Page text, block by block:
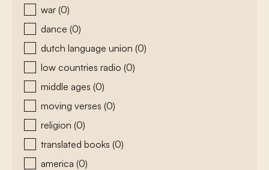
war (0)
dance (0)
dutch language union (0)
low countries radio (0)
middle ages (0)
moving verses (0)
religion (0)
translated books (0)
america (0)